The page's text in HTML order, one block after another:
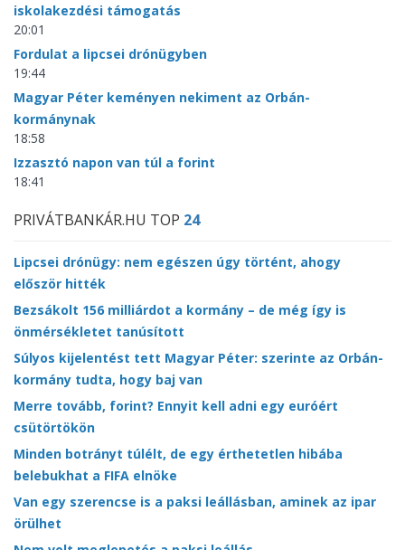
iskolakezdési támogatás
20:01
Fordulat a lipcsei drónügyben
19:44
Magyar Péter keményen nekiment az Orbán-
kormánynak
18:58
Izzasztó napon van túl a forint
18:41
PRIVÁTBANKÁR.HU TOP 24
Lipcsei drónügy: nem egészen úgy történt, ahogy
először hitték
Bezsákolt 156 milliárdot a kormány – de még így is
önmérsékletet tanúsított
Súlyos kijelentést tett Magyar Péter: szerinte az Orbán-
kormány tudta, hogy baj van
Merre tovább, forint? Ennyit kell adni egy euróért
csütörtökön
Minden botrányt túlélt, de egy érthetetlen hibába
belebukhat a FIFA elnöke
Van egy szerencse is a paksi leállásban, aminek az ipar
örülhet